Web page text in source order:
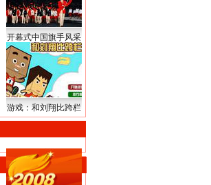
开幕式中国旗手风采
游戏：和刘翔比跨栏